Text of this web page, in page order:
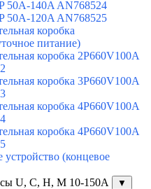
50A-140A AN768524
50A-120A AN768525
коробка
питание)
коробка 2P660V100A
коробка 3P660V100A
коробка 4P660V100A
коробка 4P660V100A
(концевое
U, C, H, M 10-150А
▼